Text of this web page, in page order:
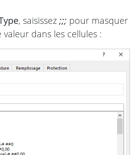
, saisissez ;;; pour masquer
valeur dans les cellules :